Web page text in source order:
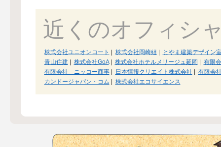
近くのオフィシ
株式会社ユニオンコート 株式会社岡崎組
とやま建築デザイン
青山住建| 株式会社GoA| 株式会社ホテルメリージュ延岡
有限
有限会社 ニッコー商事| 日本情報クリエイト株式会社
有限会
カンドージャパン・コム
株式会社エコサイエンス